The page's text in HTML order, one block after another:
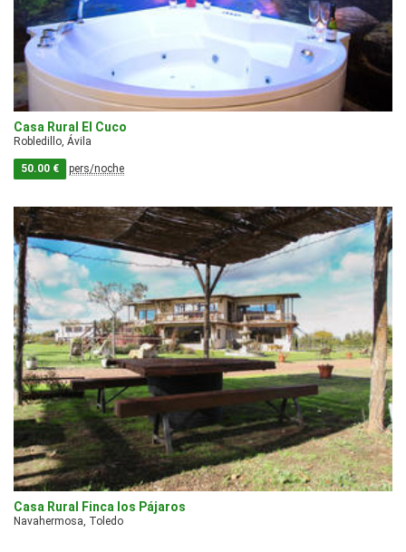
Casa Rural El Cuco
Robledillo, Ávila
50.00 € pers/noche
Casa Rural Finca los Pájaros
Navahermosa, Toledo